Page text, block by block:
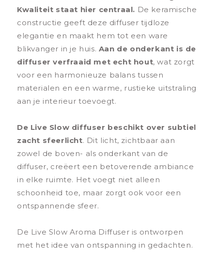
Kwaliteit staat hier centraal. De keramische
constructie geeft deze diffuser tijdloze
elegantie en maakt hem tot een ware
blikvanger in je huis. Aan de onderkant is de
diffuser verfraaid met echt hout, wat zorgt
voor een harmonieuze balans tussen
materialen en een warme, rustieke uitstraling
aan je interieur toevoegt.
De Live Slow diffuser beschikt over subtiel
zacht sfeerlicht. Dit licht, zichtbaar aan
zowel de boven- als onderkant van de
diffuser, creëert een betoverende ambiance
in elke ruimte. Het voegt niet alleen
schoonheid toe, maar zorgt ook voor een
ontspannende sfeer.
De Live Slow Aroma Diffuser is ontworpen
met het idee van ontspanning in gedachten.